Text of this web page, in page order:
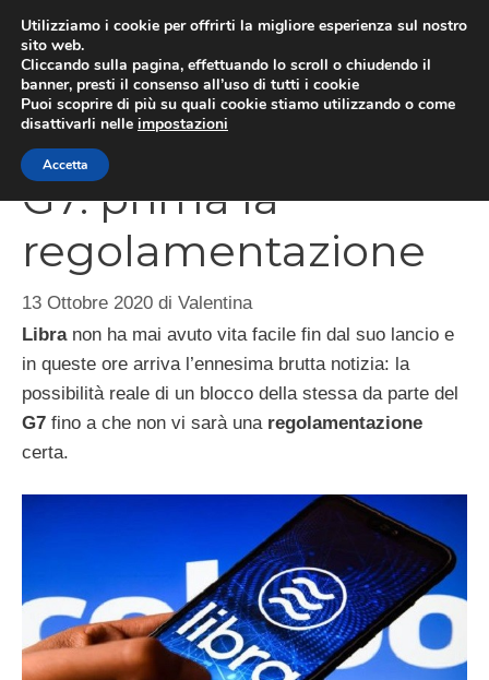
contenuto
Libra bloccata da
G7: prima la
regolamentazione
13 Ottobre 2020 di Valentina
Libranon ha mai avuto vita facile fin dal suo lancio e
in queste ore arriva l’ennesima brutta notizia: la
possibilità reale di un blocco della stessa da parte del
G7 fino a che non vi sarà una regolamentazione
certa.
Utilizziamo i cookie per offrirti la migliore esperienza sul nostro
sito web.
Cliccando sulla pagina, effettuando lo scroll o chiudendo il
banner, presti il consenso all’uso di tutti i cookie
Puoi scoprire di più su quali cookie stiamo utilizzando o come
disattivarli nelle impostazioni
Accetta